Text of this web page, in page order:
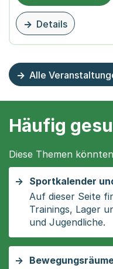
Details
zu dieser
Alle
Häufig
Diese Themen
Sportkalender
Auf dieser Seite
Trainings, Lager
und Jugendliche.